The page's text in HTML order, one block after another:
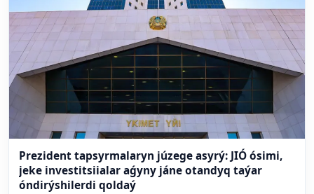
Prezident tapsyrmalaryn júzege asyrý: JIÓ ósimi,
jeke investitsiialar aǵyny jáne otandyq taýar
óndirýshilerdi qoldaý